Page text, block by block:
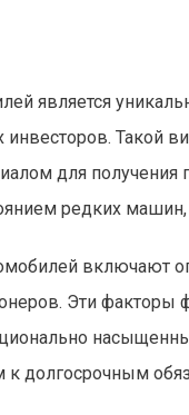
является
Такой
для
редких
включают
Эти факторы
долгосрочным